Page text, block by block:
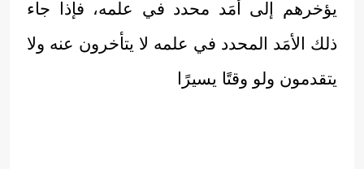
يؤخرهم إلى أمَد محدد في علمه، فإذا جاء
ذلك الأمَد المحدد في علمه لا يتأخرون عنه ولا
يتقدمون ولو وقتًا يسيرًا